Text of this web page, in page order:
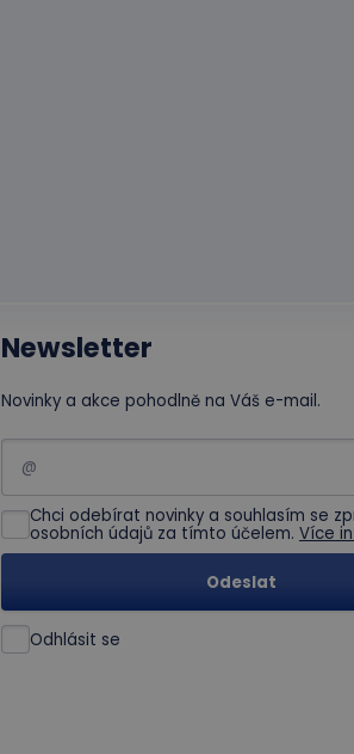
Newsletter
Novinky a akce pohodlně na Váš e-mail.
Chci odebírat novinky a souhlasím se
osobních údajů za tímto účelem. Více
Odeslat
Odhlásit se